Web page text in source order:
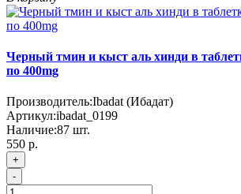
Черный тмин и кыст аль хинди в
по 400mg
Производитель:Ibadat (Ибадат)
Артикул:ibadat_0199
Наличие:87 шт.
550 р.
+
-